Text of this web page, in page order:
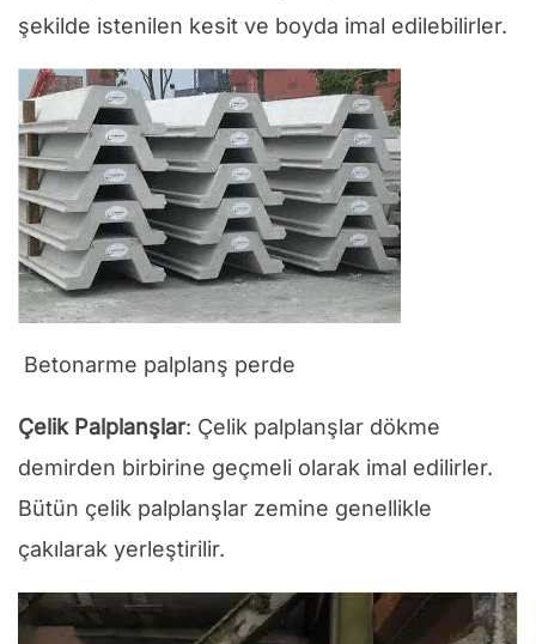
şekilde istenilen kesit ve boyda imal edilebilirler.
Betonarme palplanş perde
Çelik Palplanşlar: Çelik palplanşlar dökme
demirden birbirine geçmeli olarak imal edilirler.
Bütün çelik palplanşlar zemine genellikle
çakılarak yerleştirilir.